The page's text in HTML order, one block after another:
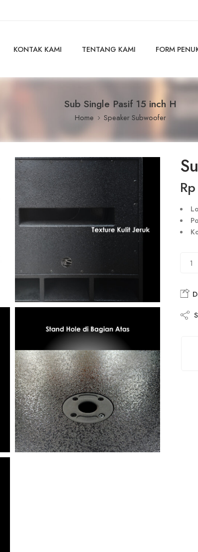
KONTAK KAMI TENTANG KAMI FORM
Sub Single Pasif 15 inch H
Home Speaker Subwoofer
Rp